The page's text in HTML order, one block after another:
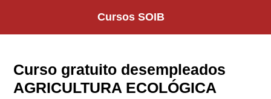
Cursos SOIB
Curso gratuito desempleados
AGRICULTURA ECOLÓGICA